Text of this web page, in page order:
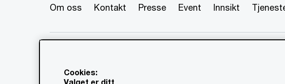
Om oss Kontakt Presse Event Innsikt
© 2020 - 2026 PwC. Alle rettigheter forbeholdt. PwC
Cookies:
Valget er ditt